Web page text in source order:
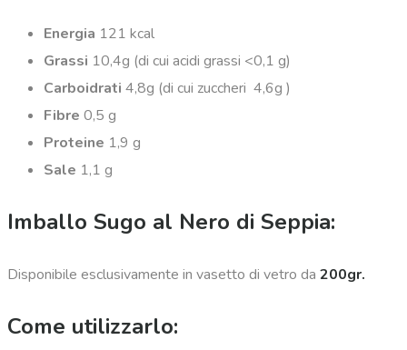
Energia 121 kcal
Grassi 10,4g (di cui acidi grassi <0,1 g)
Carboidrati 4,8g (di cui zuccheri 4,6g )
Fibre 0,5 g
Proteine 1,9 g
Sale 1,1 g
Imballo Sugo al Nero di Seppia:
Disponibile esclusivamente in vasetto di vetro da 200gr.
Come utilizzarlo: